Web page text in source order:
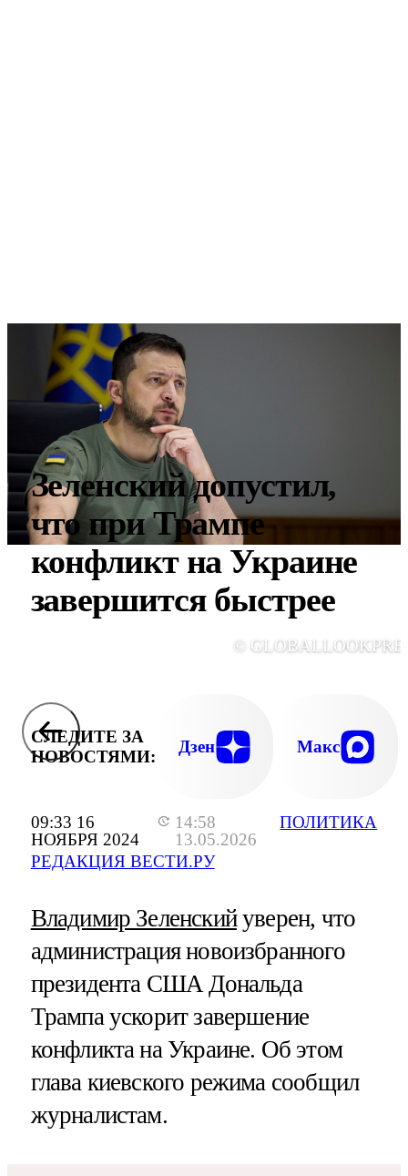
09:33 16
НОЯБРЯ 2024
14:58
13.05.2026
РЕДАКЦИЯ ВЕСТИ.РУ
ПОЛИТИКА
Зеленский допустил,
что при Трампе
конфликт на Украине
завершится быстрее
©
СЛЕДИТЕ ЗА
НОВОСТЯМИ:
Дзен Макс
Владимир Зеленскийуверен, что
администрация новоизбранного
президента США Дональда
Трампа ускорит завершение
конфликта на Украине. Об этом
глава киевского режима сообщил
журналистам.